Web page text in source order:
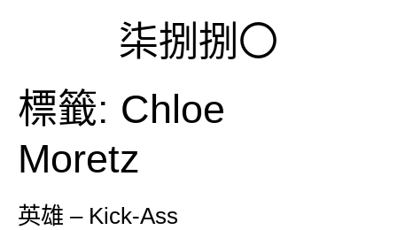
柒捌捌〇
標籤: Chloe
Moretz
英雄 – Kick-Ass